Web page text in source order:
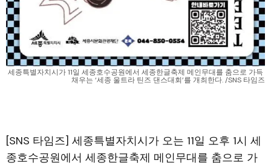
세종특별자치시가 11일 세종호수공원에서 세종한글축제 메인무대를 춤으로 가득
채우는 ‘세종 울트라 틴즈 댄스대회’를 개최한다. /SNS 타임즈
[SNS 타임즈] 세종특별자치시가 오는 11일 오후 1시 세
종호수공원에서 세종한글축제 메인무대를 춤으로 가